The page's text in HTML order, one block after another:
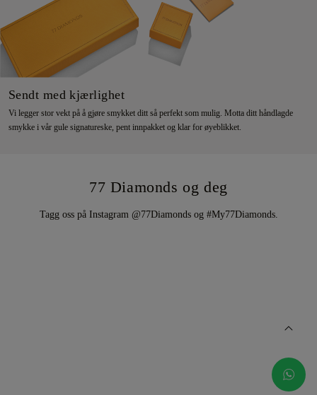
Sendt med kjærlighet
Vi legger stor vekt på å gjøre smykket ditt så perfekt som mulig. Motta ditt håndlagde
smykke i vår gule signatureske, pent innpakket og klar for øyeblikket.
77 Diamonds og deg
Tagg oss på Instagram @77Diamonds og #My77Diamonds.